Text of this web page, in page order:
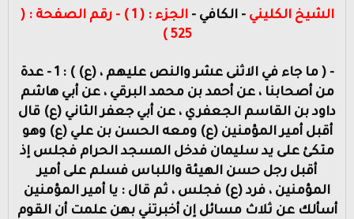
الشيخ الكليني - الكافي -
الجزء : ( 1 ) - رقم الصفحة : (
525 )
- ( ما جاء في الاثنى عشر والنص عليهم ، (ع) ) : 1 - عدة
من أصحابنا ، عن أحمد بن محمد البرقي ، عن أبي هاشم
داود بن القاسم الجعفري ، عن أبي جعفر الثاني (ع) قال
أقبل أمير المؤمنين (ع) ومعه الحسن بن علي (ع) وهو
متكئ على يد سليمان فدخل المسجد الحرام فجلس إذ
أقبل رجل حسن الهيئة واللباس فسلم على أمير
المؤمنين ، فرد (ع) فجلس ، ثم قال : يا أمير المؤمنين
أسألك عن ثلاث مسائل إن أخبرتني بهن علمت أن القوم